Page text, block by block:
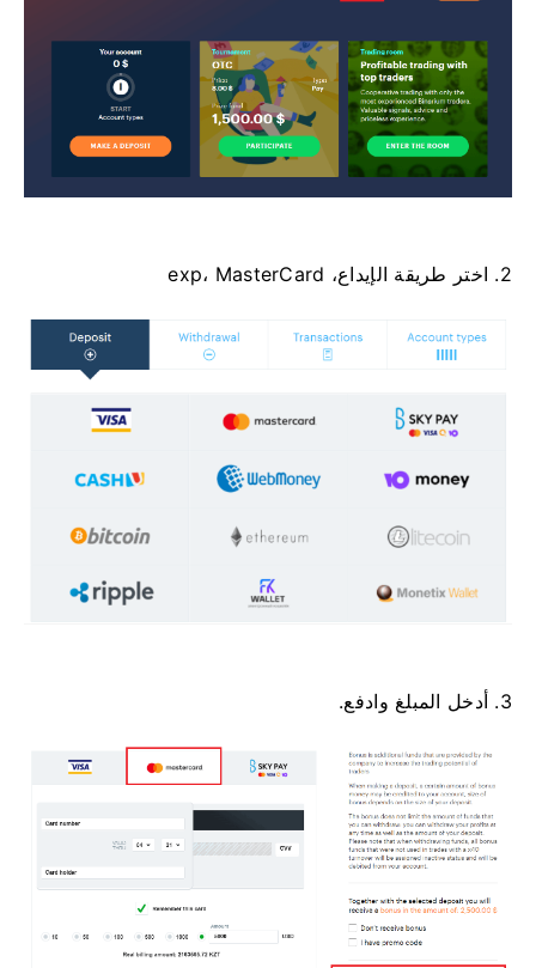
2. اختر طريقة الإيداع، exp، MasterCard
3. أدخل المبلغ وادفع.